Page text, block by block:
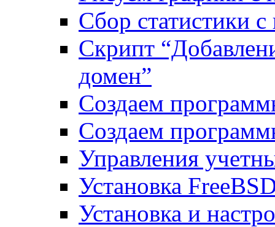
Сбор статистики
Скрипт
домен”
Создаем
Создаем
Управления
Установка
Установка и